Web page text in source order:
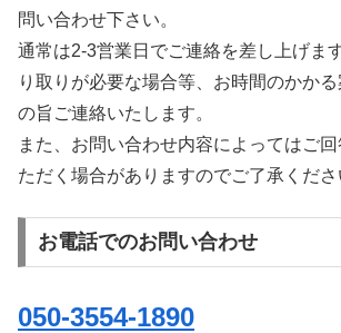
問い合わせ下さい。
通常は2-3営業日でご連絡を差し上げま
り取りが必要な場合等、お時間のかか
の旨ご連絡いたします。
また、お問い合わせ内容によってはご
ただく場合がありますのでご了承くださ
お電話でのお問い合わせ
050-3554-1890